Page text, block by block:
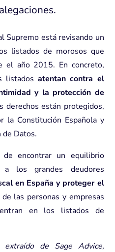
Supremo está revisando un
listados de morosos que
el año 2015. En concreto,
listadosatentan contra el
y la protección de
derechos están protegidos,
la Constitución Española y
de Datos.
encontrar un equilibrio
los grandes deudores
en España y proteger el
de las personas y empresas
en los listados de
de Sage Advice,